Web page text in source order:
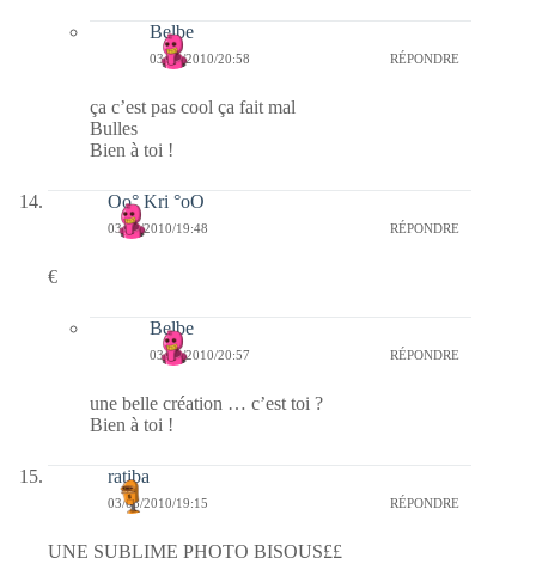
Belbe
03/03/2010/20:58 RÉPONDRE
ça c’est pas cool ça fait mal
Bulles
Bien à toi !
Oo° Kri °oO
03/03/2010/19:48 RÉPONDRE
€
Belbe
03/03/2010/20:57 RÉPONDRE
une belle création … c’est toi ?
Bien à toi !
ratiba
03/03/2010/19:15 RÉPONDRE
UNE SUBLIME PHOTO BISOUS££